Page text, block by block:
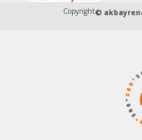
Copyright©